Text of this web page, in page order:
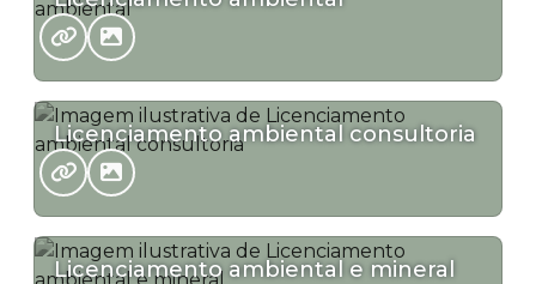
Licenciamento ambiental consultoria
Licenciamento ambiental e mineral